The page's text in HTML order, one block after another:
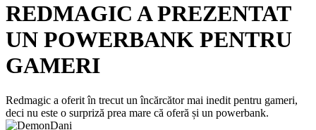
REDMAGIC A PREZENTAT
UN POWERBANK PENTRU
GAMERI
Redmagic a oferit în trecut un încărcător mai inedit pentru gameri,
deci nu este o surpriză prea mare că oferă și un powerbank.